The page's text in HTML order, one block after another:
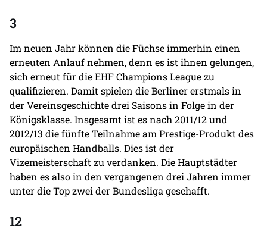
3
Im neuen Jahr können die Füchse immerhin einen
erneuten Anlauf nehmen, denn es ist ihnen gelungen,
sich erneut für die EHF Champions League zu
qualifizieren. Damit spielen die Berliner erstmals in
der Vereinsgeschichte drei Saisons in Folge in der
Königsklasse. Insgesamt ist es nach 2011/12 und
2012/13 die fünfte Teilnahme am Prestige-Produkt des
europäischen Handballs. Dies ist der
Vizemeisterschaft zu verdanken. Die Hauptstädter
haben es also in den vergangenen drei Jahren immer
unter die Top zwei der Bundesliga geschafft.
12